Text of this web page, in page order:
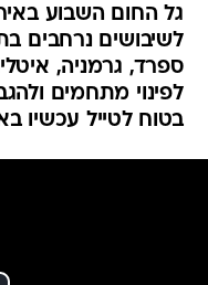
גל החום השבוע
לשיבושים נרחבים
ספרד, גרמניה,
לפינוי מתחמים
בטוח לטייל עכשיו